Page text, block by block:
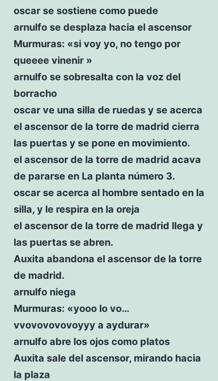
oscar se sostiene como puede
arnulfo se desplaza hacia el ascensor
Murmuras: «si voy yo, no tengo por
queeee vinenir »
arnulfo se sobresalta con la voz del
borracho
oscar ve una silla de ruedas y se acerca
el ascensor de la torre de madrid cierra
las puertas y se pone en movimiento.
el ascensor de la torre de madrid acava
de pararse en La planta número 3.
oscar se acerca al hombre sentado en la
silla, y le respira en la oreja
el ascensor de la torre de madrid llega y
las puertas se abren.
Auxita abandona el ascensor de la torre
de madrid.
arnulfo niega
Murmuras: «yooo lo vo…
vvovovovovoyyy a aydurar»
arnulfo abre los ojos como platos
Auxita sale del ascensor, mirando hacia
la plaza